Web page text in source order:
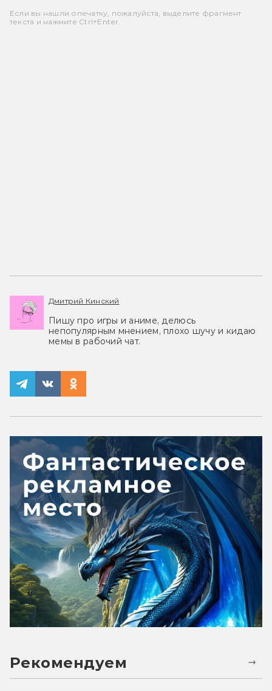
Если вы нашли опечатку, пожалуйста, выделите фрагмент
текста и нажмите Ctrl+Enter.
Дмитрий Кинский
Пишу про игры и аниме, делюсь
непопулярным мнением, плохо шучу и кидаю
мемы в рабочий чат.
Рекомендуем